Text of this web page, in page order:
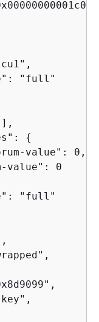
"full"
{
value": 0,
value": 0
"full"